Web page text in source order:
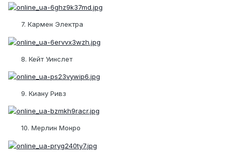
7. Кармен Электра
8. Кейт Уинслет
9. Киану Ривз
10. Мерлин Монро